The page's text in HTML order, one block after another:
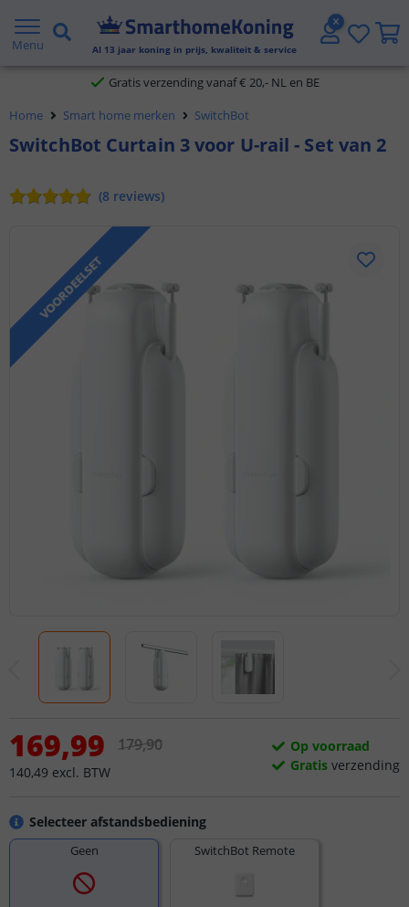
Menu Al 13 jaar koning in prijs, kwaliteit & service
2 jaar garantie
Gratis verzending vanaf € 20,- NL en BE
Klantbeoordeling 9.1
Home Smart home merken SwitchBot
SwitchBot Curtain 3 voor U-rail - Set van 2
(8 reviews)
VOORDEELSET
Selecteer afstandsbediening
Geen SwitchBot Remote
169,99
140,49 excl. BTW
179,90
Op voorraad
Gratis verzending